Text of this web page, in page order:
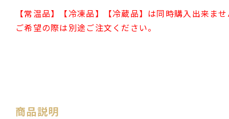
【常温品】【冷凍品】【冷蔵品】は同時購入出来ま
ご希望の際は別途ご注文ください。
商品説明